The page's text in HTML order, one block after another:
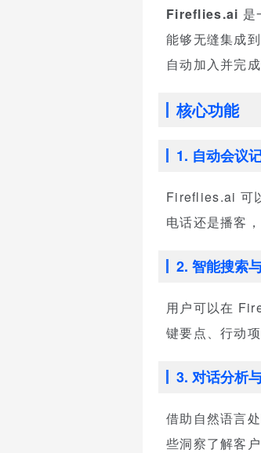
Fireflies.ai 是
能够无缝集成
自动加入并完
核心功能
1. 自动会议
Fireflies.ai 可
电话还是播客
2. 智能搜索
用户可以在
键要点、行动
3. 对话分析
借助自然语言
些洞察了解客